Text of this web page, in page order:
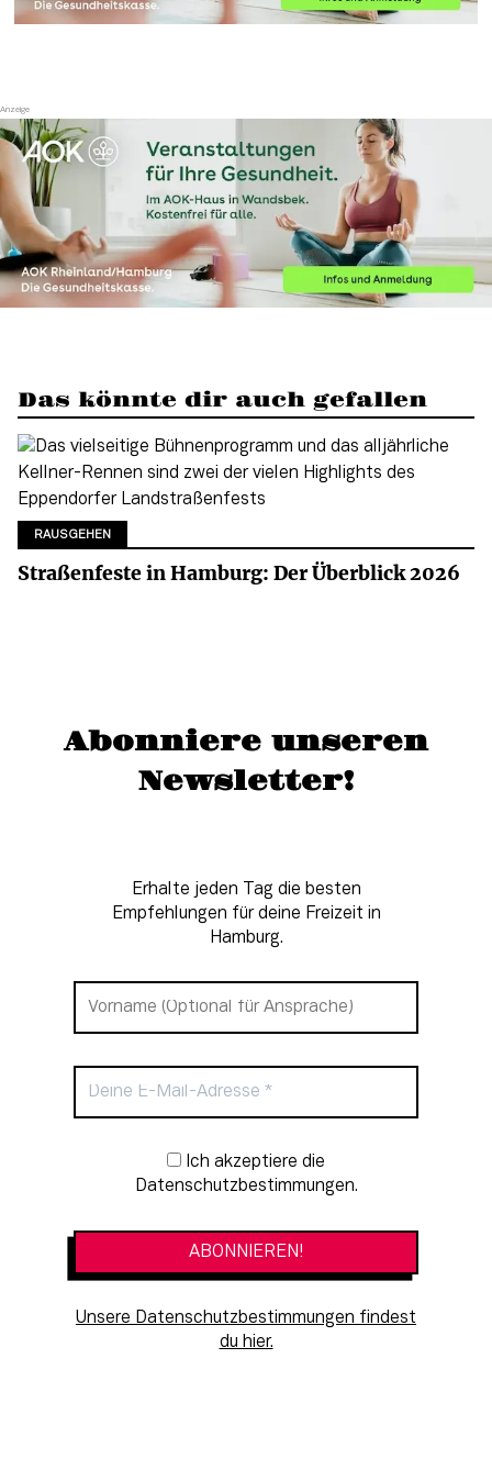
Das könnte dir auch gefallen
RAUSGEHEN
Straßenfeste in Hamburg: Der Überblick 2026
Abonniere unseren
Newsletter!
Erhalte jeden Tag die besten
Empfehlungen für deine Freizeit in
Hamburg.
Newsletter-Anmeldung
Datenschutzbestimmungen.
Unsere Datenschutzbestimmungen findest
du hier.